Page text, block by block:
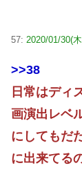
57: 2020/01/30(
>>38
日常はディ
画演出レベ
にしてもだ
に出来てる